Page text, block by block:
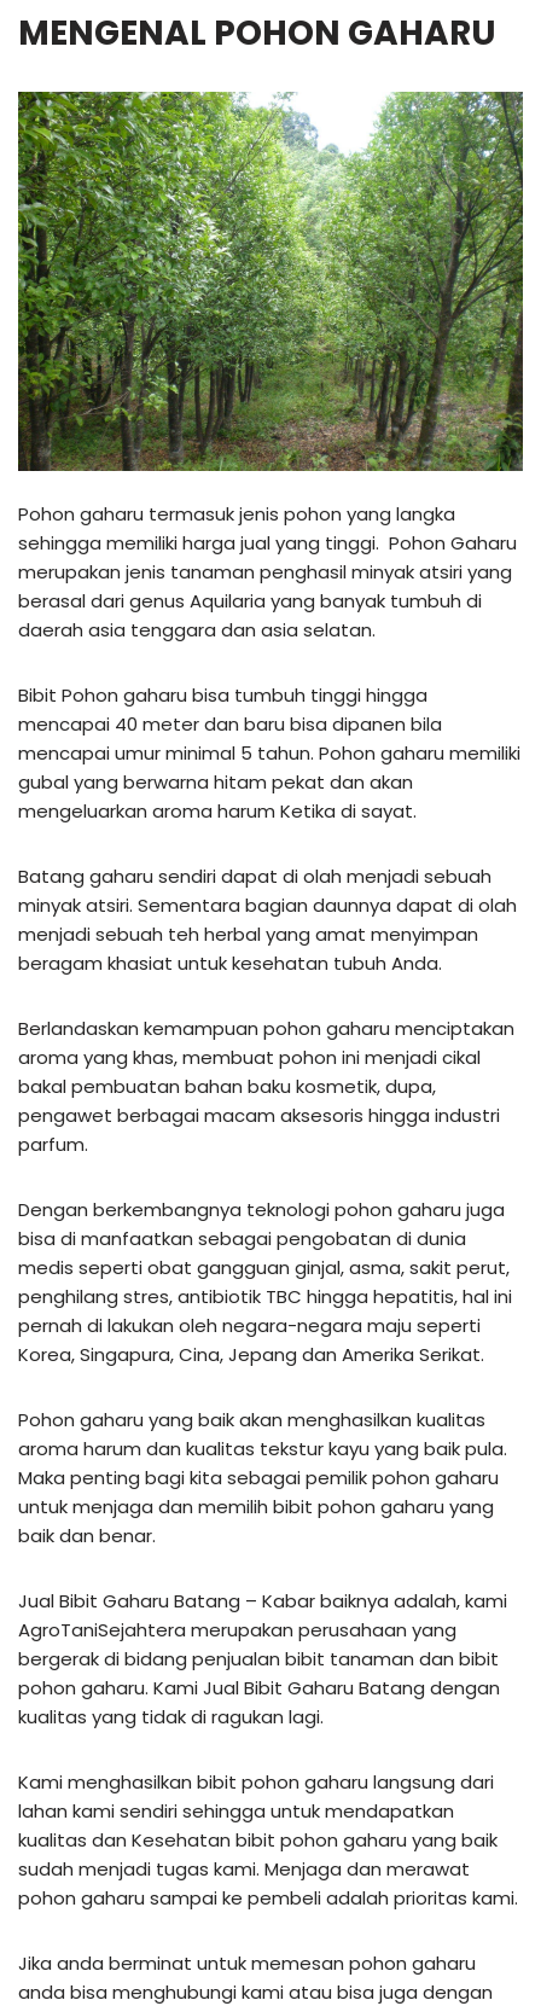
MENGENAL POHON GAHARU
Pohon gaharu termasuk jenis pohon yang langka
sehingga memiliki harga jual yang tinggi. Pohon Gaharu
merupakan jenis tanaman penghasil minyak atsiri yang
berasal dari genus Aquilaria yang banyak tumbuh di
daerah asia tenggara dan asia selatan.
Bibit Pohon gaharu bisa tumbuh tinggi hingga
mencapai 40 meter dan baru bisa dipanen bila
mencapai umur minimal 5 tahun. Pohon gaharu memiliki
gubal yang berwarna hitam pekat dan akan
mengeluarkan aroma harum Ketika di sayat.
Batang gaharu sendiri dapat di olah menjadi sebuah
minyak atsiri. Sementara bagian daunnya dapat di olah
menjadi sebuah teh herbal yang amat menyimpan
beragam khasiat untuk kesehatan tubuh Anda.
Berlandaskan kemampuan pohon gaharu menciptakan
aroma yang khas, membuat pohon ini menjadi cikal
bakal pembuatan bahan baku kosmetik, dupa,
pengawet berbagai macam aksesoris hingga industri
parfum.
Dengan berkembangnya teknologi pohon gaharu juga
bisa di manfaatkan sebagai pengobatan di dunia
medis seperti obat gangguan ginjal, asma, sakit perut,
penghilang stres, antibiotik TBC hingga hepatitis, hal ini
pernah di lakukan oleh negara-negara maju seperti
Korea, Singapura, Cina, Jepang dan Amerika Serikat.
Pohon gaharu yang baik akan menghasilkan kualitas
aroma harum dan kualitas tekstur kayu yang baik pula.
Maka penting bagi kita sebagai pemilik pohon gaharu
untuk menjaga dan memilih bibit pohon gaharu yang
baik dan benar.
Jual Bibit Gaharu Batang – Kabar baiknya adalah, kami
AgroTaniSejahtera merupakan perusahaan yang
bergerak di bidang penjualan bibit tanaman dan bibit
pohon gaharu. Kami Jual Bibit Gaharu Batang dengan
kualitas yang tidak di ragukan lagi.
Kami menghasilkan bibit pohon gaharu langsung dari
lahan kami sendiri sehingga untuk mendapatkan
kualitas dan Kesehatan bibit pohon gaharu yang baik
sudah menjadi tugas kami. Menjaga dan merawat
pohon gaharu sampai ke pembeli adalah prioritas kami.
Jika anda berminat untuk memesan pohon gaharu
anda bisa menghubungi kami atau bisa juga dengan